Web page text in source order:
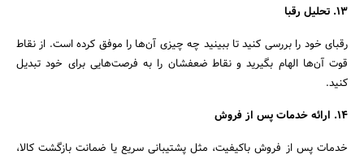
13. تحلیل رقبا
رقبای خود را بررسی کنید تا ببینید چه چیزی آن‌ها را موفق کرده است. از نقاط
قوت آن‌ها الهام بگیرید و نقاط ضعفشان را به فرصت‌هایی برای خود تبدیل
کنید.
14. ارائه خدمات پس از فروش
خدمات پس از فروش باکیفیت، مثل پشتیبانی سریع یا ضمانت بازگشت کالا،